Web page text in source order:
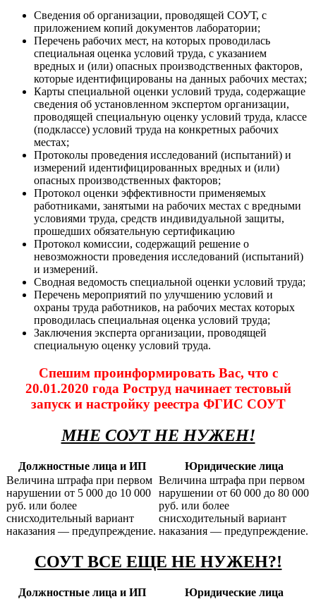
Сведения об организации, проводящей СОУТ, с
приложением копий документов лаборатории;
Перечень рабочих мест, на которых проводилась
специальная оценка условий труда, с указанием
вредных и (или) опасных производственных факторов,
которые идентифицированы на данных рабочих местах;
Карты специальной оценки условий труда, содержащие
сведения об установленном экспертом организации,
проводящей специальную оценку условий труда, классе
(подклассе) условий труда на конкретных рабочих
местах;
Протоколы проведения исследований (испытаний) и
измерений идентифицированных вредных и (или)
опасных производственных факторов;
Протокол оценки эффективности применяемых
работниками, занятыми на рабочих местах с вредными
условиями труда, средств индивидуальной защиты,
прошедших обязательную сертификацию
Протокол комиссии, содержащий решение о
невозможности проведения исследований (испытаний)
и измерений.
Сводная ведомость специальной оценки условий труда;
Перечень мероприятий по улучшению условий и
охраны труда работников, на рабочих местах которых
проводилась специальная оценка условий труда;
Заключения эксперта организации, проводящей
специальную оценку условий труда.
Спешим проинформировать Вас, что с
20.01.2020 года Роструд начинает тестовый
запуск и настройку реестра ФГИС СОУТ
МНЕ СОУТ НЕ НУЖЕН!
Должностные лица и ИП
Юридические лица
Величина штрафа при первом
нарушении от 5 000 до 10 000
руб. или более
снисходительный вариант
наказания — предупреждение.
Величина штрафа при первом
нарушении от 60 000 до 80 000
руб. или более
снисходительный вариант
наказания — предупреждение.
СОУТ ВСЕ ЕЩЕ НЕ НУЖЕН?!
Должностные лица и ИП
Юридические лица